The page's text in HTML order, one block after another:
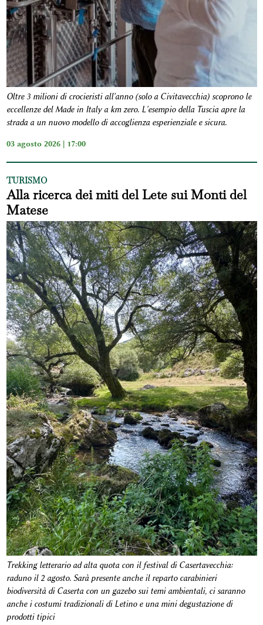
Oltre 3 milioni di crocieristi all'anno (solo a Civitavecchia) scoprono le
eccellenze del Made in Italy a km zero. L'esempio della Tuscia apre la
strada a un nuovo modello di accoglienza esperienziale e sicura.
03 agosto 2026 | 17:00
TURISMO
Alla ricerca dei miti del Lete sui Monti del
Matese
Trekking letterario ad alta quota con il festival di Casertavecchia:
raduno il 2 agosto. Sarà presente anche il reparto carabinieri
biodiversità di Caserta con un gazebo sui temi ambientali, ci saranno
anche i costumi tradizionali di Letino e una mini degustazione di
prodotti tipici